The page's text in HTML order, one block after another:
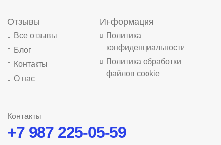
Отзывы
Все отзывы
Блог
Контакты
О нас
Информация
Политика
конфиденциальности
Политика обработки
файлов cookie
Контакты
+7 987 225-05-59